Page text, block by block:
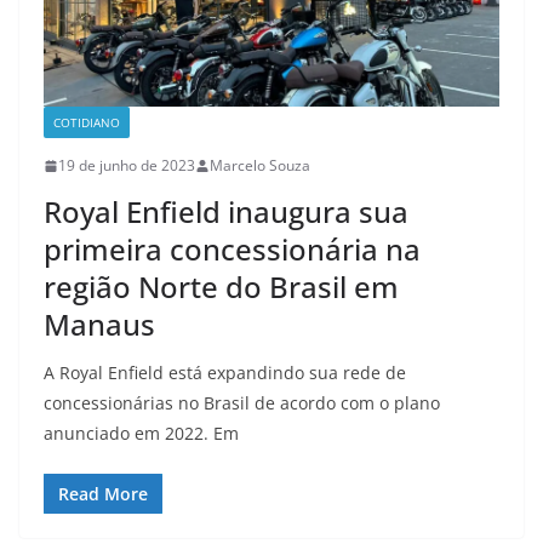
COTIDIANO
19 de junho de 2023 Marcelo Souza
Royal Enfield inaugura sua
primeira concessionária na
região Norte do Brasil em
Manaus
A Royal Enfield está expandindo sua rede de
concessionárias no Brasil de acordo com o plano
anunciado em 2022. Em
Read More